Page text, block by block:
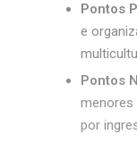
Pontos
e
Pontos
menores
por